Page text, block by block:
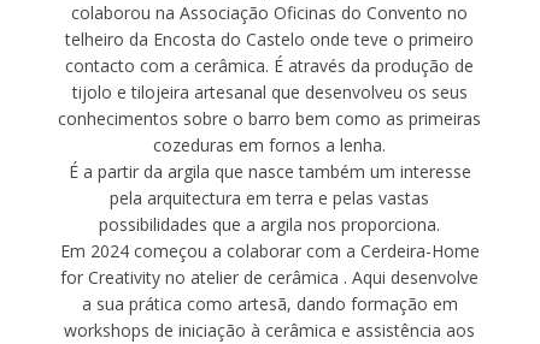
colaborou na Associação Oficinas do Convento no
telheiro da Encosta do Castelo onde teve o primeiro
contacto com a cerâmica. É através da produção de
tijolo e tilojeira artesanal que desenvolveu os seus
conhecimentos sobre o barro bem como as primeiras
cozeduras em fornos a lenha.
É a partir da argila que nasce também um interesse
pela arquitectura em terra e pelas vastas
possibilidades que a argila nos proporciona.
Em 2024 começou a colaborar com a Cerdeira-Home
for Creativity no atelier de cerâmica . Aqui desenvolve
a sua prática como artesã, dando formação em
workshops de iniciação à cerâmica e assistência aos